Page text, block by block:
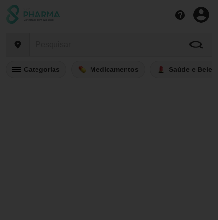
Categorias Medicamentos Saúde e